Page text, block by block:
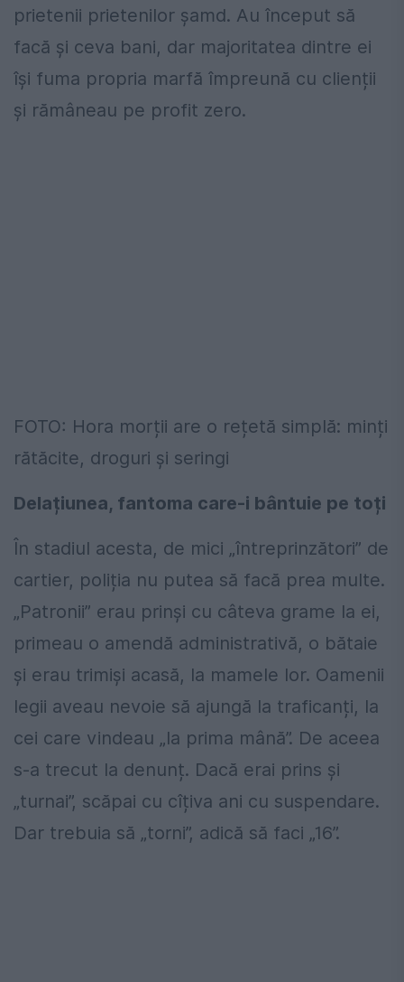
prietenii prietenilor șamd. Au început să
facă și ceva bani, dar majoritatea dintre ei
își fuma propria marfă împreună cu clienții
și rămâneau pe profit zero.
FOTO: Hora morții are o rețetă simplă: minți
rătăcite, droguri și seringi
Delațiunea, fantoma care-i bântuie pe toți
În stadiul acesta, de mici „întreprinzători” de
cartier, poliția nu putea să facă prea multe.
„Patronii” erau prinși cu câteva grame la ei,
primeau o amendă administrativă, o bătaie
și erau trimiși acasă, la mamele lor. Oamenii
legii aveau nevoie să ajungă la traficanți, la
cei care vindeau „la prima mână”. De aceea
s-a trecut la denunț. Dacă erai prins și
„turnai”, scăpai cu cîțiva ani cu suspendare.
Dar trebuia să „torni”, adică să faci „16”.